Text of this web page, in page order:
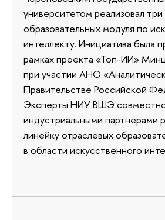
университетом реализовал
образовательных модуля по
интеллекту. Инициатива была
рамках проекта «Топ-ИИ»
при участии АНО
Правительстве Российской
Эксперты НИУ ВШЭ
индустриальными партнерами
линейку отраслевых
в области искусственного